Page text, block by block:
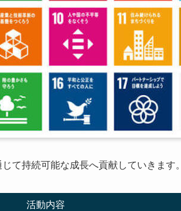
て持続可能な成長へ貢献していきます。
活動内容